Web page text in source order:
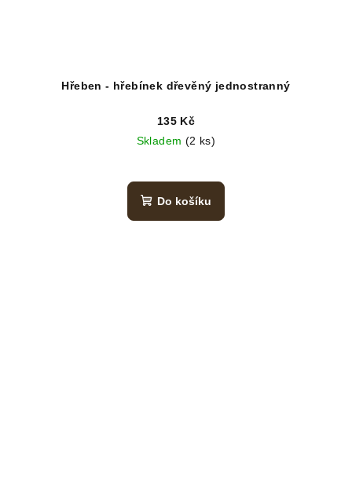
Hřeben - hřebínek dřevěný jednostranný
135 Kč
Skladem (2 ks)
Do košíku